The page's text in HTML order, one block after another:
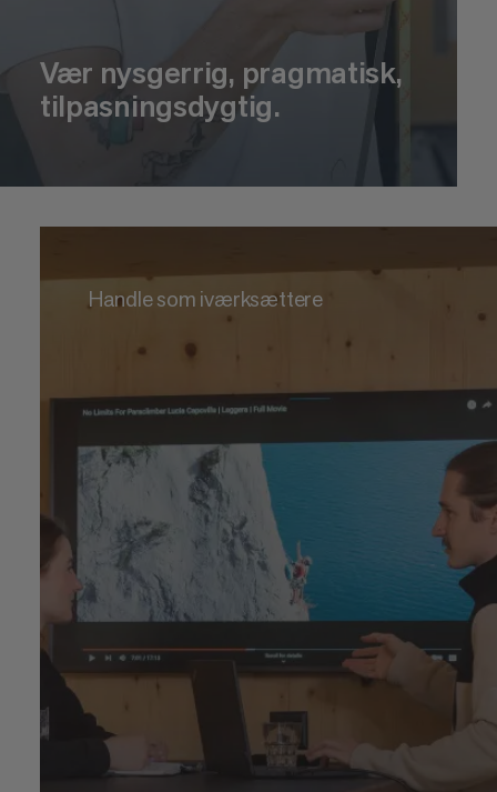
Vær nysgerrig, pragmatisk,
tilpasningsdygtig.
Handle som iværksættere